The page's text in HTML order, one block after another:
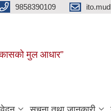
9858390109
मुल आधार”